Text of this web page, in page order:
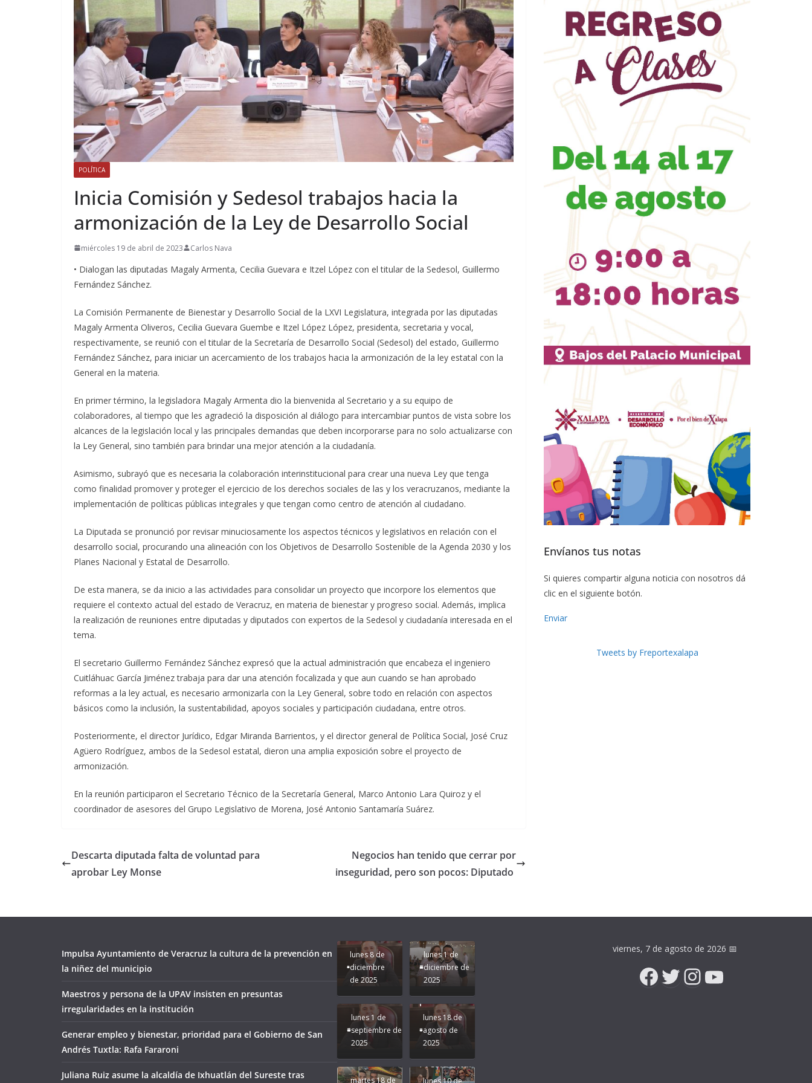
POLÍTICA
Inicia Comisión y Sedesol trabajos hacia la
armonización de la Ley de Desarrollo Social
miércoles 19 de abril de 2023 Carlos Nava
• Dialogan las diputadas Magaly Armenta, Cecilia Guevara e Itzel López con el titular de la Sedesol, Guillermo
Fernández Sánchez.
La Comisión Permanente de Bienestar y Desarrollo Social de la LXVI Legislatura, integrada por las diputadas
Magaly Armenta Oliveros, Cecilia Guevara Guembe e Itzel López López, presidenta, secretaria y vocal,
respectivamente, se reunió con el titular de la Secretaría de Desarrollo Social (Sedesol) del estado, Guillermo
Fernández Sánchez, para iniciar un acercamiento de los trabajos hacia la armonización de la ley estatal con la
General en la materia.
En primer término, la legisladora Magaly Armenta dio la bienvenida al Secretario y a su equipo de
colaboradores, al tiempo que les agradeció la disposición al diálogo para intercambiar puntos de vista sobre los
alcances de la legislación local y las principales demandas que deben incorporarse para no solo actualizarse con
la Ley General, sino también para brindar una mejor atención a la ciudadanía.
Asimismo, subrayó que es necesaria la colaboración interinstitucional para crear una nueva Ley que tenga
como finalidad promover y proteger el ejercicio de los derechos sociales de las y los veracruzanos, mediante la
implementación de políticas públicas integrales y que tengan como centro de atención al ciudadano.
La Diputada se pronunció por revisar minuciosamente los aspectos técnicos y legislativos en relación con el
desarrollo social, procurando una alineación con los Objetivos de Desarrollo Sostenible de la Agenda 2030 y los
Planes Nacional y Estatal de Desarrollo.
De esta manera, se da inicio a las actividades para consolidar un proyecto que incorpore los elementos que
requiere el contexto actual del estado de Veracruz, en materia de bienestar y progreso social. Además, implica
la realización de reuniones entre diputadas y diputados con expertos de la Sedesol y ciudadanía interesada en el
tema.
El secretario Guillermo Fernández Sánchez expresó que la actual administración que encabeza el ingeniero
Cuitláhuac García Jiménez trabaja para dar una atención focalizada y que aun cuando se han aprobado
reformas a la ley actual, es necesario armonizarla con la Ley General, sobre todo en relación con aspectos
básicos como la inclusión, la sustentabilidad, apoyos sociales y participación ciudadana, entre otros.
Posteriormente, el director Jurídico, Edgar Miranda Barrientos, y el director general de Política Social, José Cruz
Agüero Rodríguez, ambos de la Sedesol estatal, dieron una amplia exposición sobre el proyecto de
armonización.
En la reunión participaron el Secretario Técnico de la Secretaría General, Marco Antonio Lara Quiroz y el
coordinador de asesores del Grupo Legislativo de Morena, José Antonio Santamaría Suárez.
Descarta diputada falta de voluntad para
aprobar Ley Monse
Negocios han tenido que cerrar por
inseguridad, pero son pocos: Diputado
Envíanos tus notas
Si quieres compartir alguna noticia con nosotros dá
clic en el siguiente botón.
Enviar
Tweets by Freportexalapa
Impulsa Ayuntamiento de Veracruz la cultura de la prevención en
la niñez del municipio
Maestros y persona de la UPAV insisten en presuntas
irregularidades en la institución
Generar empleo y bienestar, prioridad para el Gobierno de San
Andrés Tuxtla: Rafa Fararoni
Juliana Ruiz asume la alcaldía de Ixhuatlán del Sureste tras
Unamos
lunes 8 de
diciembre
de 2025
lunes 1 de
diciembre de
2025
Apoyo y
Seguimos la
Ruta que
Marca
Nuestra
Rocío Nahle.
lunes 1 de
septiembre de
2025
Pongamos
de moda;
San
Andrés
Tuxtla
presente.
lunes 18 de
agosto de
2025
Difamación
martes 18 de
Presidenta!
lunes 10 de
viernes, 7 de agosto de 2026 📅
Facebook
Twitter
Instagram
YouTube